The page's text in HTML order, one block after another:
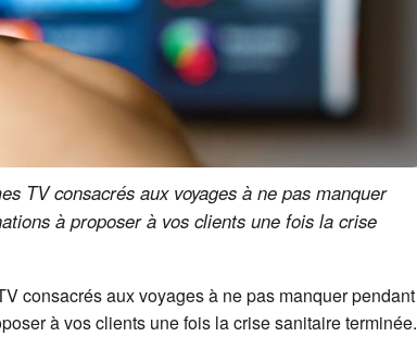
TV consacrés aux voyages à ne pas manquer
à proposer à vos clients une fois la crise
consacrés aux voyages à ne pas manquer pendant
à vos clients une fois la crise sanitaire terminée.